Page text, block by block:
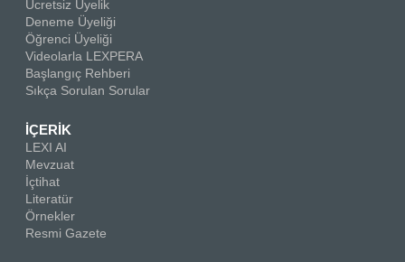
Ücretsiz Üyelik
Deneme Üyeliği
Öğrenci Üyeliği
Videolarla LEXPERA
Başlangıç Rehberi
Sıkça Sorulan Sorular
İÇERİK
LEXI AI
Mevzuat
İçtihat
Literatür
Örnekler
Resmi Gazete